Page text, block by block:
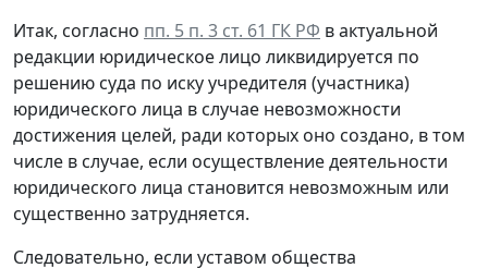
Итак, согласно пп. 5 п. 3 ст. 61 ГК РФ в актуальной
редакции юридическое лицо ликвидируется по
решению суда по иску учредителя (участника)
юридического лица в случае невозможности
достижения целей, ради которых оно создано, в том
числе в случае, если осуществление деятельности
юридического лица становится невозможным или
существенно затрудняется.
Следовательно, если уставом общества